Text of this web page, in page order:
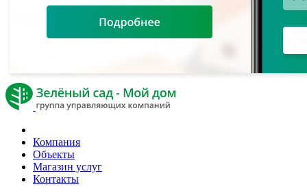
Компания
Объекты
Магазин услуг
Контакты